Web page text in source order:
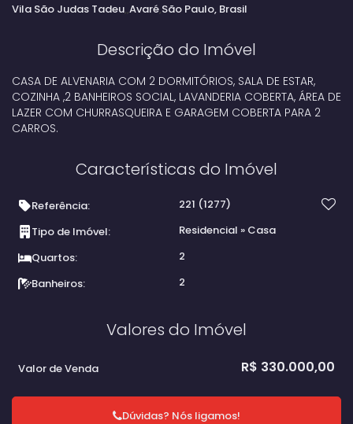
Vila São Judas Tadeu Avaré São Paulo, Brasil
Descrição do Imóvel
CASA DE ALVENARIA COM 2 DORMITÓRIOS, SALA DE ESTAR,
COZINHA ,2 BANHEIROS SOCIAL, LAVANDERIA COBERTA, ÁREA DE
LAZER COM CHURRASQUEIRA E GARAGEM COBERTA PARA 2
CARROS.
Características do Imóvel
Referência: 221 (1277)
Tipo de Imóvel:
Residencial » Casa
Quartos:
2
Banheiros:
2
Valores do Imóvel
R$ 330.000,00
Valor de Venda
Dúvidas? Nós ligamos!